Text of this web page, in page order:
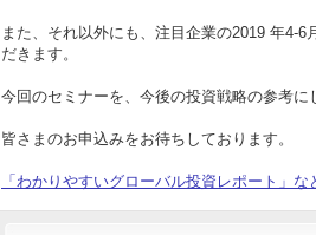
また、それ以外にも、注目企業の2019 年4-
だきます。
今回のセミナーを、今後の投資戦略の参考に
皆さまのお申込みをお待ちしております。
「わかりやすいグローバル投資レポート」